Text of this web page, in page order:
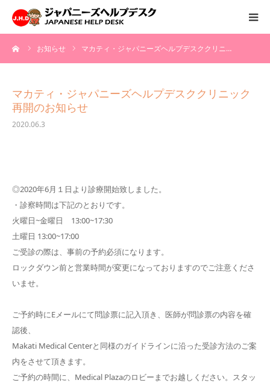
お知らせ マカティ・ジャパニーズヘルプデスククリニ…
マカティ・ジャパニーズヘルプデスククリニック
再開のお知らせ
2020.06.3
◎2020年6月１日より診療開始致しました。
・診察時間は下記のとおりです。
火曜日~金曜日 13:00~17:30
土曜日 13:00~17:00
ご受診の際は、事前の予約必須になります。
ロックダウン前と営業時間が変更になっておりますのでご注意くださ
いませ。
ご予約時にEメールにて問診票に記入頂き、医師が問診票の内容を確
認後、
Makati Medical Centerと同様のガイドラインに沿った受診方法のご案
内をさせて頂きます。
ご予約の時間に、Medical Plazaのロビーまでお越しください。スタッ
HOME
病院情報
お問い合わせ
採用情報